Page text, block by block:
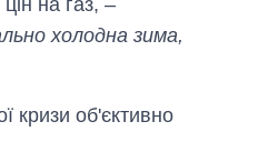
холодна зима,
кризи об'єктивно